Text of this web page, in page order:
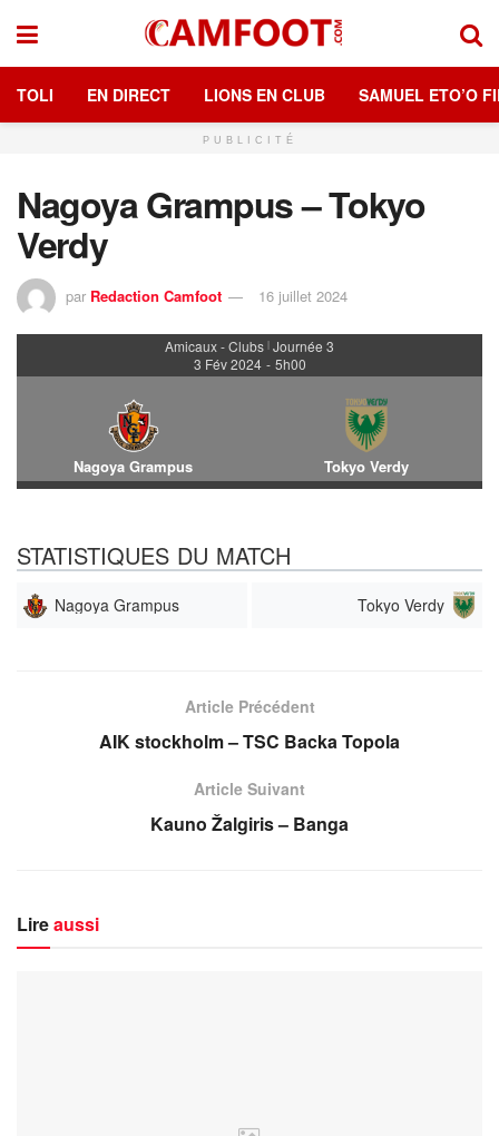
TOLI EN DIRECT LIONS EN CLUB SAMUEL ETO’O
PUBLICITÉ
Nagoya Grampus – Tokyo
Verdy
par Redaction Camfoot 16 juillet 2024
Amicaux - Clubs | Journée 3
3 Fév 2024 - 5h00
Nagoya Grampus Tokyo Verdy
STATISTIQUES DU MATCH
Nagoya Grampus Tokyo Verdy
Article Précédent
AIK stockholm – TSC Backa Topola
Article Suivant
Kauno Žalgiris – Banga
Lireaussi